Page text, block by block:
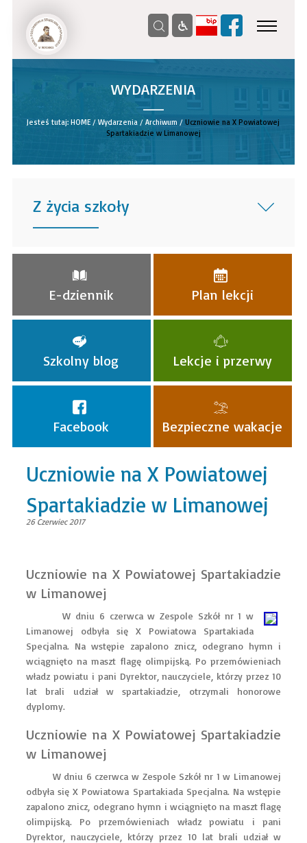
WYDARZENIA
__
Jesteś tutaj:HOME /Wydarzenia /Archiwum /Uczniowie na X Powiatowej
Spartakiadzie w Limanowej
Z życia szkoły
______
E-dziennik Plan lekcji
Szkolny blog Lekcje i przerwy
Facebook Bezpieczne wakacje
Uczniowie na X Powiatowej
Spartakiadzie w Limanowej
26 Czerwiec 2017
Uczniowie na X Powiatowej Spartakiadzie
w Limanowej
W dniu 6 czerwca w Zespole Szkół nr 1 w
Limanowej odbyła się X Powiatowa Spartakiada
Specjalna. Na wstępie zapalono znicz, odegrano hymn i
wciągnięto na maszt flagę olimpijską. Po przemówieniach
władz powiatu i pani Dyrektor, nauczyciele, którzy przez 10
lat brali udział w spartakiadzie, otrzymali honorowe
dyplomy.
Uczniowie na X Powiatowej Spartakiadzie
w Limanowej
W dniu 6 czerwca w Zespole Szkół nr 1 w Limanowej
odbyła się X Powiatowa Spartakiada Specjalna. Na wstępie
zapalono znicz, odegrano hymn i wciągnięto na maszt flagę
olimpijską. Po przemówieniach władz powiatu i pani
Dyrektor, nauczyciele, którzy przez 10 lat brali udział w